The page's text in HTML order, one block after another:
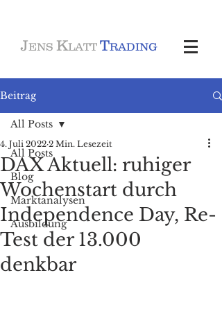
JENS KLATT TRADING
Beitrag
All Posts
Blog
Marktanalysen
Ausbildung
All Posts
DAX Aktuell: ruhiger
Wochenstart durch
Independence Day, Re-
Test der 13.000
denkbar
4. Juli 2022 2 Min. Lesezeit